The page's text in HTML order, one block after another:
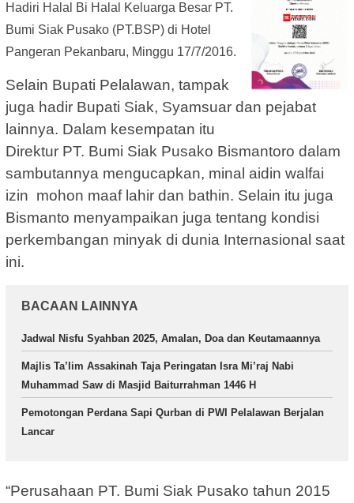
Hadiri Halal Bi Halal Keluarga Besar PT.
Bumi Siak Pusako (PT.BSP) di Hotel
Pangeran Pekanbaru, Minggu 17/7/2016.
Selain Bupati Pelalawan, tampak
juga hadir Bupati Siak, Syamsuar dan pejabat
lainnya. Dalam kesempatan itu
Direktur PT. Bumi Siak Pusako Bismantoro dalam
sambutannya mengucapkan, minal aidin walfai
izin mohon maaf lahir dan bathin. Selain itu juga
Bismanto menyampaikan juga tentang kondisi
perkembangan minyak di dunia Internasional saat
ini.
BACAAN LAINNYA
Jadwal Nisfu Syahban 2025, Amalan, Doa dan Keutamaannya
Majlis Ta’lim Assakinah Taja Peringatan Isra Mi’raj Nabi
Muhammad Saw di Masjid Baiturrahman 1446 H
Pemotongan Perdana Sapi Qurban di PWI Pelalawan Berjalan
Lancar
“Perusahaan PT. Bumi Siak Pusako tahun 2015